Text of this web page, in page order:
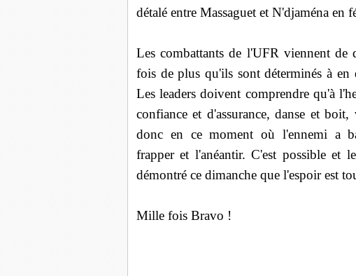
détalé entre Massaguet et N'djaména en
Les combattants de l'UFR viennent de
fois de plus qu'ils sont déterminés à en
Les leaders doivent comprendre qu'à
confiance et d'assurance, danse et
donc en ce moment où l'ennemi a
frapper et l'anéantir. C'est possible et
démontré ce dimanche que l'espoir est
Mille fois Bravo !